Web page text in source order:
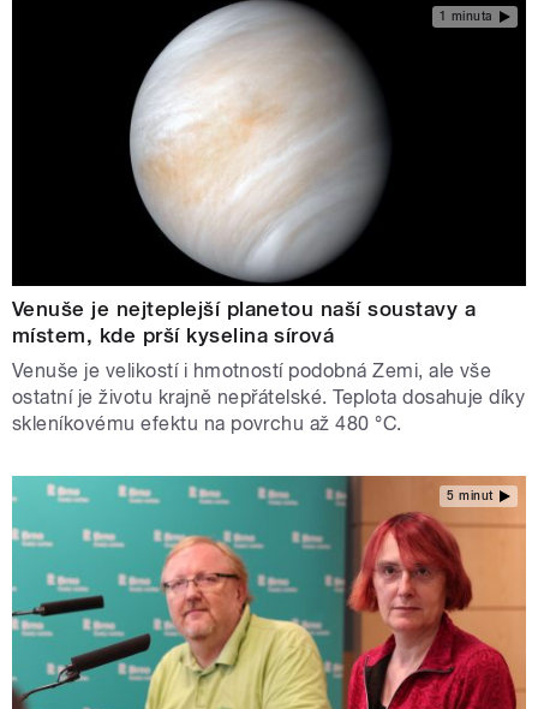
1 minuta
Venuše je nejteplejší planetou naší soustavy a
místem, kde prší kyselina sírová
Venuše je velikostí i hmotností podobná Zemi, ale vše
ostatní je životu krajně nepřátelské. Teplota dosahuje díky
skleníkovému efektu na povrchu až 480 °C.
5 minut